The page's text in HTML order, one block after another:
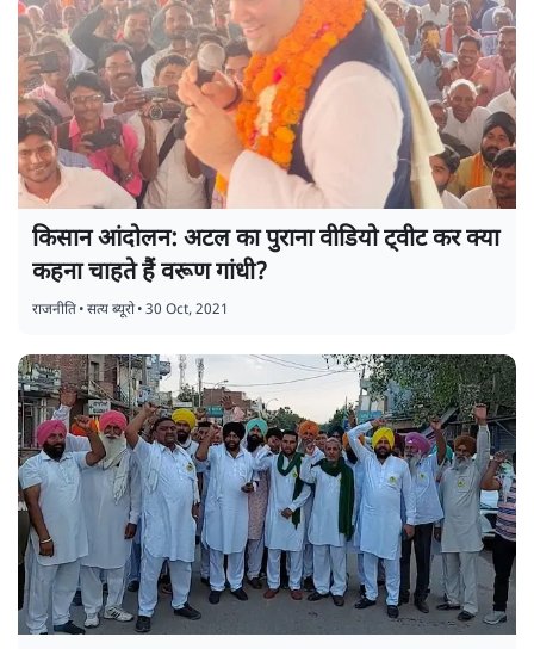
किसान आंदोलन: अटल का पुराना वीडियो ट्वीट कर क्या
कहना चाहते हैं वरूण गांधी?
राजनीति•सत्य ब्यूरो•30 Oct, 2021